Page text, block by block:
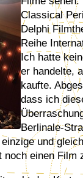
Classical
Delphi
Reihe
Ich hatte
er handelte,
kaufte.
dass ich
Berlinale-
und
noch einen Film